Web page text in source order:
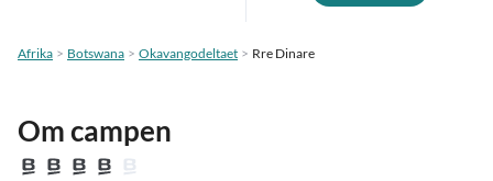
Afrika Botswana Okavangodeltaet Rre Dinare
Om campen